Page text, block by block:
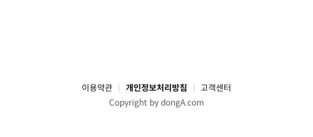
이용약관 개인정보처리방침
고객센터
Copyright by dongA.com